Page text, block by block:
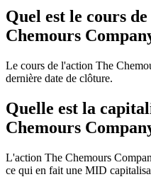
Quel est le cours
Chemours
Le cours de l'action The
dernière date de clôture.
Quelle est la
Chemours
L'action The Chemours
ce qui en fait une MID